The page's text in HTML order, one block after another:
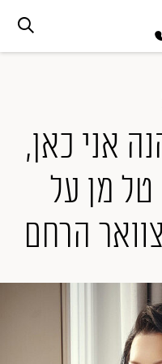
אני כאן,
טל מן על
הרחם